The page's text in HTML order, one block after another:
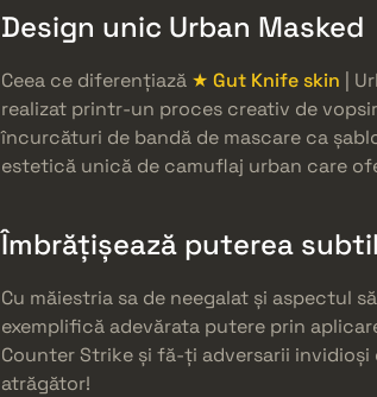
Design unic Urban Masked
Ceea ce diferențiază ★ Gut Knife skin |
realizat printr-un proces creativ de
încurcături de bandă de mascare ca
estetică unică de camuflaj urban care
Îmbrățișează puterea
Cu măiestria sa de neegalat și aspectul
exemplifică adevărata putere prin
Counter Strike și fă-ți adversarii
atrăgător!